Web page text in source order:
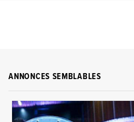
ANNONCES SEMBLABLES